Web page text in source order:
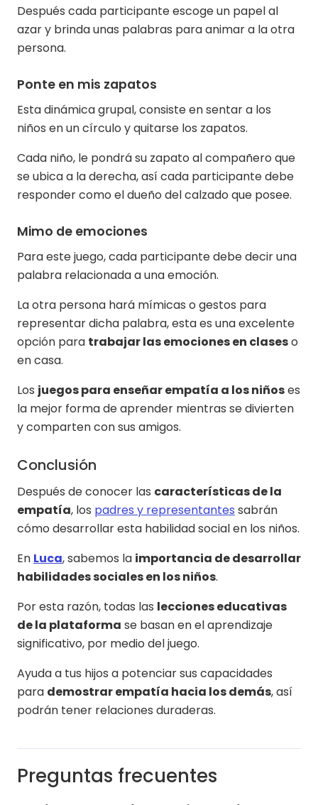
Después cada participante escoge un papel al
azar y brinda unas palabras para animar a la otra
persona.
Ponte en mis zapatos
Esta dinámica grupal, consiste en sentar a los
niños en un círculo y quitarse los zapatos.
Cada niño, le pondrá su zapato al compañero que
se ubica a la derecha, así cada participante debe
responder como el dueño del calzado que posee.
Mimo de emociones
Para este juego, cada participante debe decir una
palabra relacionada a una emoción.
La otra persona hará mímicas o gestos para
representar dicha palabra, esta es una excelente
opción para trabajar las emociones en claseso
en casa.
Los juegos para enseñar empatía a los niñoses
la mejor forma de aprender mientras se divierten
y comparten con sus amigos.
Conclusión
Después de conocer las características de la
empatía, los padres y representantes sabrán
cómo desarrollar esta habilidad social en los niños.
En Luca, sabemos la importancia de desarrollar
habilidades sociales en los niños.
Por esta razón, todas las lecciones educativas
de la plataforma se basan en el aprendizaje
significativo, por medio del juego.
Ayuda a tus hijos a potenciar sus capacidades
para demostrar empatía hacia los demás, así
podrán tener relaciones duraderas.
Preguntas frecuentes